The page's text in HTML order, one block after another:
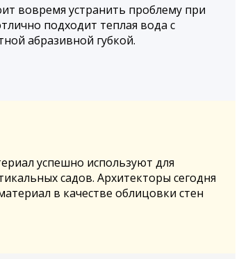
вовремя устранить проблему при
подходит теплая вода с
абразивной губкой.
успешно используют для
садов. Архитекторы сегодня
в качестве облицовки стен